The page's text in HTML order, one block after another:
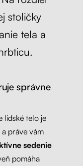
stoličky
tela a
správne
lidské telo je
a práve vám
sedenie
pomáha